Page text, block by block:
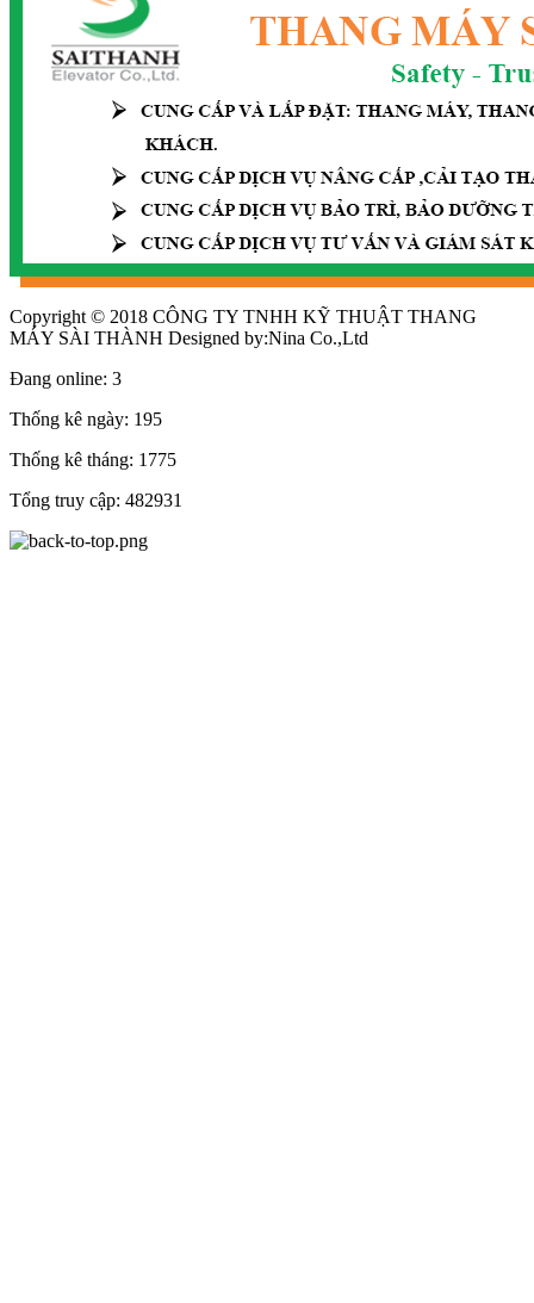
Copyright © 2018 CÔNG TY TNHH KỸ THUẬT THANG
MÁY SÀI THÀNH Designed by:Nina Co.,Ltd
Đang online: 3
Thống kê ngày: 195
Thống kê tháng: 1775
Tổng truy cập: 482931